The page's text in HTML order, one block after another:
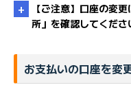
【ご注意】口座の変
所」を確認してくださ
お支払いの口座を変